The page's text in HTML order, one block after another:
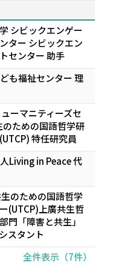
シビックエンゲー
ター シビックエン
センター 助手
も福祉センター 理
ーマニティーズセ
ための国語哲学研
特任研究員
Living in Peace 代
のための国語哲学
(UTCP)上廣共生哲
門「障害と共生」
スタント
全件表示（7件）